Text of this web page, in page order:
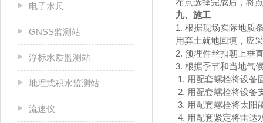
电子水尺
GNSS监测站
浮标水质监测站
地埋式积水监测站
流速仪
布点选择完成后，将
九、施工
1. 根据现场实际地质
用弃土就地回填，应
2. 预埋件丝扣朝上垂
3. 根据季节和当地气
1. 用配套螺栓将设备
2. 用配套螺栓将设备
3. 用配套螺栓将太阳
4. 用配套紧定将雷达